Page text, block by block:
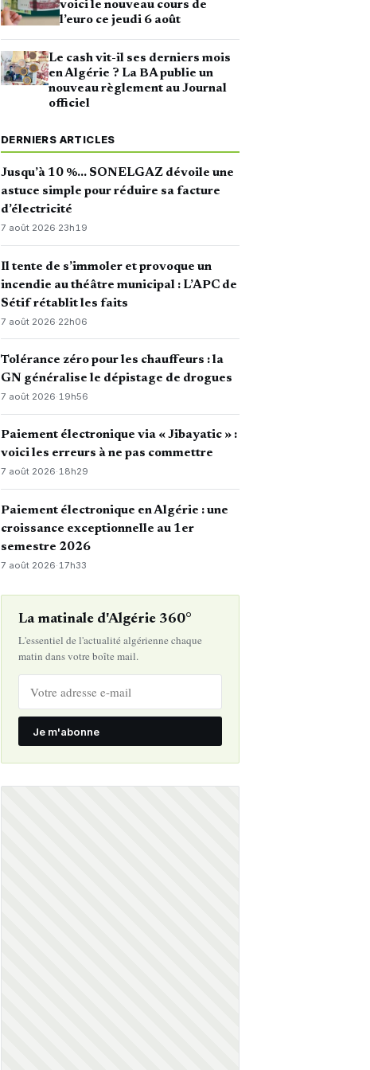
voici le nouveau cours de
l’euro ce jeudi 6 août
Le cash vit-il ses derniers mois
en Algérie ? La BA publie un
nouveau règlement au Journal
officiel
DERNIERS ARTICLES
Jusqu’à 10 %… SONELGAZ dévoile une
astuce simple pour réduire sa facture
d’électricité
7 août 2026·23h19
Il tente de s’immoler et provoque un
incendie au théâtre municipal : L’APC de
Sétif rétablit les faits
7 août 2026·22h06
Tolérance zéro pour les chauffeurs : la
GN généralise le dépistage de drogues
7 août 2026·19h56
Paiement électronique via « Jibayatic » :
voici les erreurs à ne pas commettre
7 août 2026·18h29
Paiement électronique en Algérie : une
croissance exceptionnelle au 1er
semestre 2026
7 août 2026· 17h33
La matinale d'Algérie 360°
L'essentiel de l'actualité algérienne chaque
matin dans votre boîte mail.
Je m'abonne